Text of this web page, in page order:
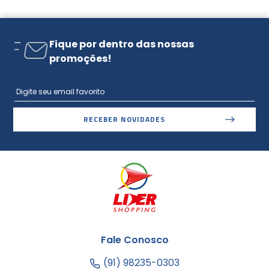
Fique por dentro das nossas
promoções!
RECEBER NOVIDADES
Fale Conosco
(91) 98235-0303